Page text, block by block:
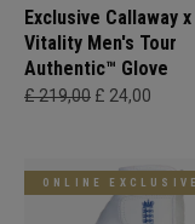
Exclusive Callaway x
Vitality Men's Tour
Authentic™ Glove
£ 219,00 £ 24,00
ONLINE EXCLUSIVE